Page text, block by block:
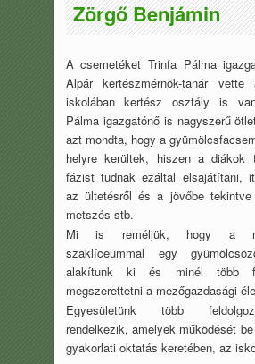
Zörgő Benjámin
A csemetéket Trinfa Pálma
Alpár kertészmérnök-tanár
iskolában kertész osztály is
Pálma igazgatónő is nagyszerű
azt mondta, hogy a
helyre kerültek, hiszen a diákok
fázist tudnak ezáltal elsajátítani,
az ültetésről és a jövőbe
metszés stb.
Mi is reméljük, hogy a
szaklíceummal egy
alakítunk ki és minél több
megszerettetni a mezőgazdasági
Egyesületünk több
rendelkezik, amelyek működését
gyakorlati oktatás keretében, az